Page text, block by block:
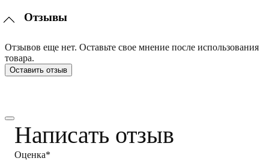
Отзывы
Отзывов еще нет. Оставьте свое мнение после использования
товара.
Оставить отзыв
Написать отзыв
Оценка*